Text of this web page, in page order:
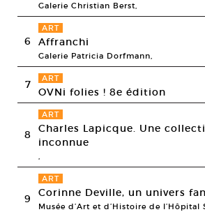
Galerie Christian Berst,
6
ART
Affranchi
Galerie Patricia Dorfmann,
7 ART
OVNi folies ! 8e édition
8
ART
Charles Lapicque. Une
inconnue
,
9
ART
Corinne Deville, un univers
Musée d’Art et d’Histoire de l’Hôpital